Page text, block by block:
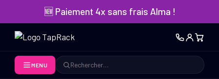
contenu
🆕 Paiement 4x sans frais Alma !
MENU
Rechercher